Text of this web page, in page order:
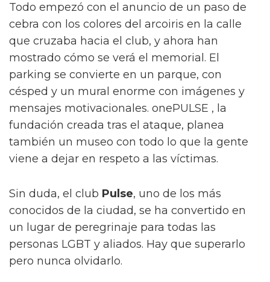
Todo empezó con el anuncio de un paso de
cebra con los colores del arcoiris en la calle
que cruzaba hacia el club, y ahora han
mostrado cómo se verá el memorial. El
parking se convierte en un parque, con
césped y un mural enorme con imágenes y
mensajes motivacionales. onePULSE , la
fundación creada tras el ataque, planea
también un museo con todo lo que la gente
viene a dejar en respeto a las víctimas.
Sin duda, el club Pulse, uno de los más
conocidos de la ciudad, se ha convertido en
un lugar de peregrinaje para todas las
personas LGBT y aliados. Hay que superarlo
pero nunca olvidarlo.